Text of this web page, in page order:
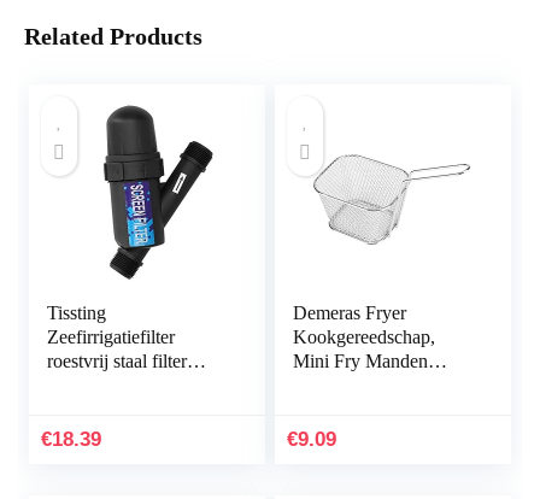
Related Products
Tissting
Zeefirrigatiefilter
roestvrij staal filter
hogedruk reiniger…
€18.39
Demeras Fryer
Kookgereedschap,
Mini Fry Manden
restaurants
€9.09